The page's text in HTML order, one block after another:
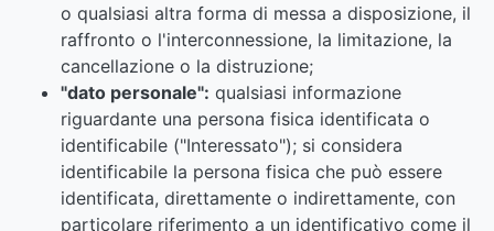
o qualsiasi altra forma di messa a disposizione, il
raffronto o l'interconnessione, la limitazione, la
cancellazione o la distruzione;
"dato personale": qualsiasi informazione
riguardante una persona fisica identificata o
identificabile ("Interessato"); si considera
identificabile la persona fisica che può essere
identificata, direttamente o indirettamente, con
particolare riferimento a un identificativo come il